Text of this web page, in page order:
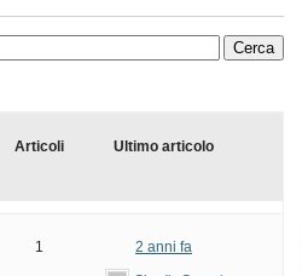
Articoli Ultimo articolo
1 2 anni fa